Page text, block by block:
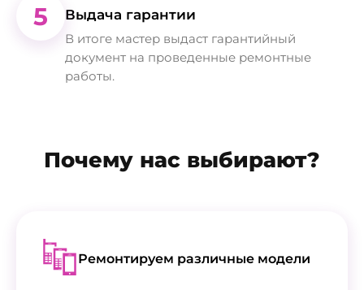
5 Выдача гарантии
В итоге мастер выдаст гарантийный
документ на проведенные ремонтные
работы.
Почему нас выбирают?
Ремонтируем различные модели